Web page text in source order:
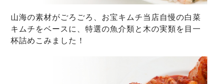
山海の素材がごろごろ、お宝キムチ当店自慢の白菜
キムチをベースに、特選の魚介類と木の実類を目一
杯詰めこみました！